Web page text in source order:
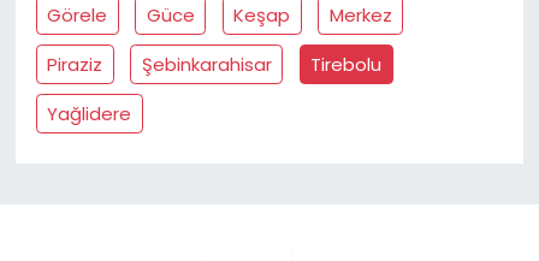
Görele
Güce Keşap
Merkez
Piraziz
Şebinkarahisar
Tirebolu
Yağlidere